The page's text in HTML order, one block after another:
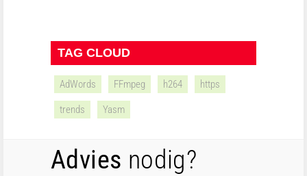
TAG CLOUD
AdWords FFmpeg h264 https
trends Yasm
Advies nodig?